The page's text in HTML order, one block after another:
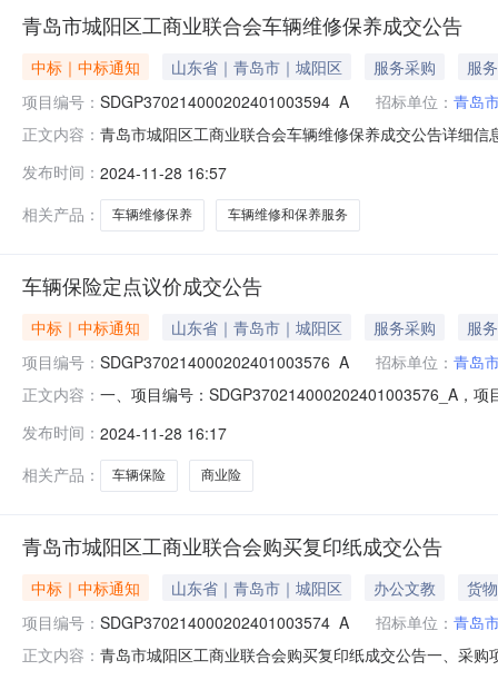
青岛市城阳区工商业联合会车辆维修保养成交公告
中标｜中标通知 山东省｜青岛市｜城阳区 服务采购
服务
项目编号： SDGP370214000202401003594_A 招标单位： 青岛
正文内容： 青岛市城阳区工商业联合会车辆维修保养成交公告详细
况：标包采购内容供应商名称采购数量成交金额
联系电话:
发布时间： 2024-11-28 16:57
相关产品：
车辆维修保养 车辆维修和保养服务
车辆保险定点议价成交公告
中标｜中标通知 山东省｜青岛市｜城阳区 服务采购
服务
项目编号： SDGP370214000202401003576_A 招标单位： 青岛
正文内容： 一、项目编号：SDGP370214000202401003576_A，
五、报价信息：车辆保险车牌号保费(元)时间商业险鲁
发布时间： 2024-11-28 16:17
相关产品：
车辆保险 商业险
青岛市城阳区工商业联合会购买复印纸成交公告
中标｜中标通知 山东省｜青岛市｜城阳区 办公文教
货物
项目编号： SDGP370214000202401003574_A 招标单位： 青岛
正文内容： 青岛市城阳区工商业联合会购买复印纸成交公告一、采